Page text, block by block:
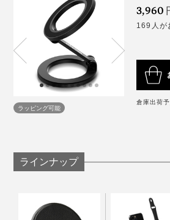
一般的なマグネット式スタンド
ド」の大きな違いは、底部にも強
しているところ。
うのです。
すると、その強さは約10倍！
ProMaxに吸着させても、その重
とができるのです。
《ケースをつけたままの使用につ
※MagSafe対応ケースであれば、問題なく使用
※MagSafe非対応ケースで分厚いケース（約
ラッピング可能
3,960
169人が
倉庫出荷
ラインナップ